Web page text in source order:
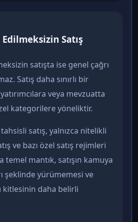
Satış
satışta ise genel çağrı
Satış daha sınırlı bir
veya mevzuatta
kategorilere yöneliktir.
satış, yalnızca nitelikli
ve bazı özel satış rejimleri
temel mantık, satışın kamuya
şeklinde yürümemesi ve
kitlesinin daha belirli